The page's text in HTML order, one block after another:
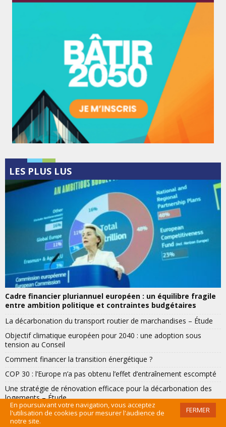
En poursuivant votre navigation, vous acceptez
l'utilisation de cookies pour mesurer l'audience de
notre site.
FERMER
LES PLUS LUS
Cadre financier pluriannuel européen : un équilibre fragile
entre ambition politique et contraintes budgétaires
La décarbonation du transport routier de marchandises – Étude
Objectif climatique européen pour 2040 : une adoption sous
tension au Conseil
Comment financer la transition énergétique ?
COP 30 : l’Europe n’a pas obtenu l’effet d’entraînement escompté
Une stratégie de rénovation efficace pour la décarbonation des
logements – Étude
Des collecteurs de courant innovants pour batteries